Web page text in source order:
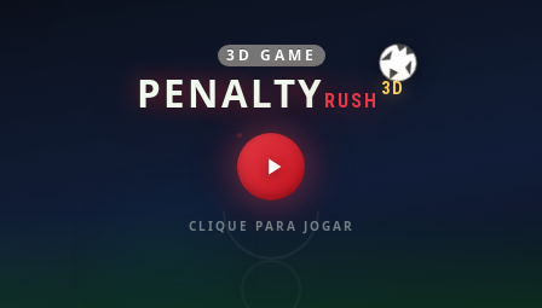
3D GAME
PENALTYRUSH
3D
CLIQUE PARA JOGAR